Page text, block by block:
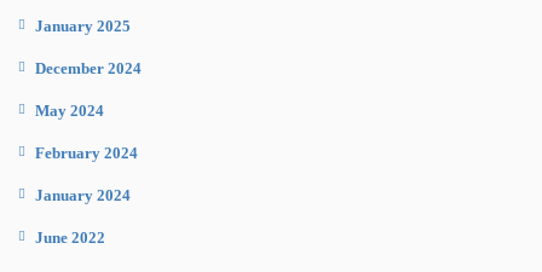
January 2025
December 2024
May 2024
February 2024
January 2024
June 2022